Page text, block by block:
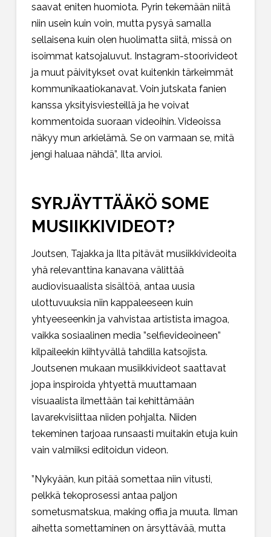
saavat eniten huomiota. Pyrin tekemään niitä
niin usein kuin voin, mutta pysyä samalla
sellaisena kuin olen huolimatta siitä, missä on
isoimmat katsojaluvut. Instagram-stoorivideot
ja muut päivitykset ovat kuitenkin tärkeimmät
kommunikaatiokanavat. Voin jutskata fanien
kanssa yksityisviesteillä ja he voivat
kommentoida suoraan videoihin. Videoissa
näkyy mun arkielämä. Se on varmaan se, mitä
jengi haluaa nähdä”, Ilta arvioi.
SYRJÄYTTÄÄKÖ SOME
MUSIIKKIVIDEOT?
Joutsen, Tajakka ja Ilta pitävät musiikkivideoita
yhä relevanttina kanavana välittää
audiovisuaalista sisältöä, antaa uusia
ulottuvuuksia niin kappaleeseen kuin
yhtyeeseenkin ja vahvistaa artistista imagoa,
vaikka sosiaalinen media ”selfievideoineen”
kilpaileekin kiihtyvällä tahdilla katsojista.
Joutsenen mukaan musiikkivideot saattavat
jopa inspiroida yhtyettä muuttamaan
visuaalista ilmettään tai kehittämään
lavarekvisiittaa niiden pohjalta. Niiden
tekeminen tarjoaa runsaasti muitakin etuja kuin
vain valmiiksi editoidun videon.
”Nykyään, kun pitää somettaa niin vitusti,
pelkkä tekoprosessi antaa paljon
sometusmatskua, making offia ja muuta. Ilman
aihetta somettaminen on ärsyttävää, mutta